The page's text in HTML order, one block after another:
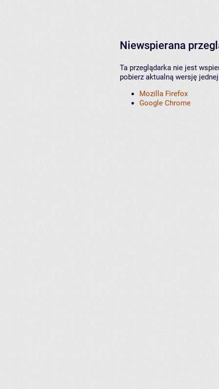
Niewspierana
Ta przeglądarka nie jest
pobierz aktualną wersję
Mozilla Firefox
Google Chrome